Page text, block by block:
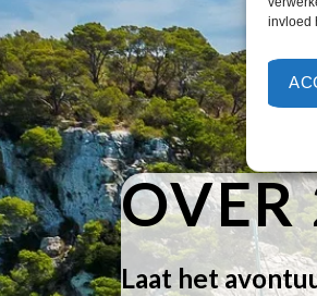
invloed
OVER
Laat het